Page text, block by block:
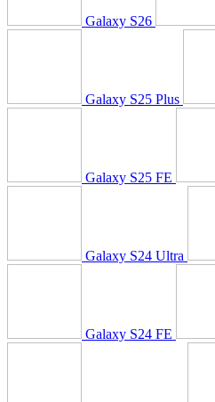
Galaxy S26
Galaxy S25 Plus
Galaxy S25 FE
Galaxy S24 Ultra
Galaxy S24 FE